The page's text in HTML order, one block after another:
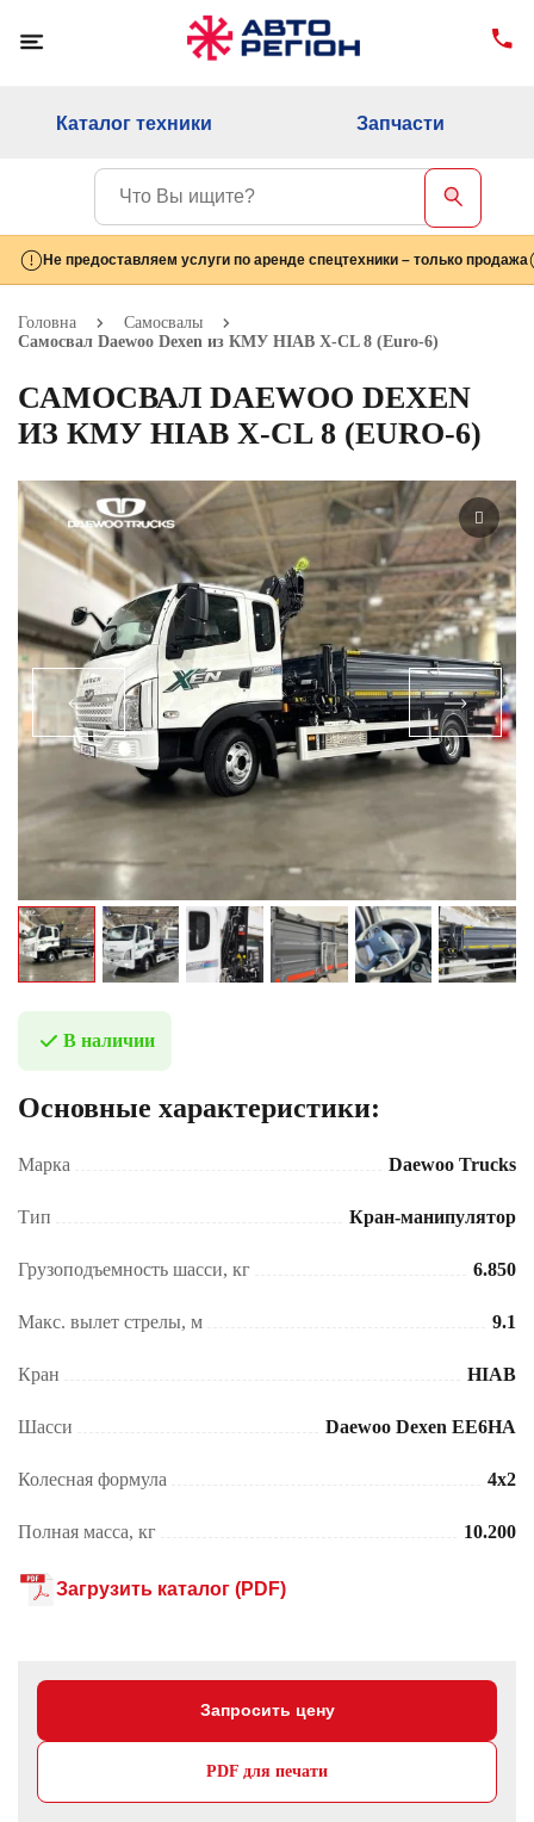
Каталог техники Запчасти
Не предоставляем услуги по аренде спецтехники – только продажа
Головна
Самосвалы
Самосвал Daewoo Dexen из КМУ HIAB X-CL 8 (Euro-6)
САМОСВАЛ DAEWOO DEXEN
ИЗ КМУ HIAB X-CL 8 (EURO-6)
В наличии
Основные характеристики:
Марка Daewoo Trucks
Тип Кран-манипулятор
Грузоподъемность шасси, кг 6.850
Макс. вылет стрелы, м 9.1
Кран HIAB
Шасси Daewoo Dexen EE6HA
Колесная формула 4x2
Полная масса, кг 10.200
Загрузить каталог (PDF)
Запросить цену
PDF для печати